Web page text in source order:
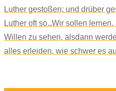
Luther gestoßen; und drüber
Luther oft so.„Wir sollen
Willen zu sehen, alsdann
alles erleiden, wie schwer es